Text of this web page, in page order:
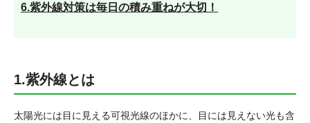
6.紫外線対策は毎日の積み重ねが大切！
1.紫外線とは
太陽光には目に見える可視光線のほかに、目には見えない光も含